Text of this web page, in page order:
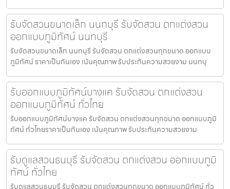
รับจัดสวนขนาดเล็ก นนทบุรี รับจัดสวน ตกแต่งสวน
ออกแบบภูมิทัศน์ นนทบุรี
รับจัดสวนขนาดเล็ก นนทบุรี รับจัดสวน ตกแต่งสวนทุกขนาด ออกแบบ
ภูมิทัศน์ ราคาเป็นกันเอง เน้นคุณภาพ รับประกันความสวยงาม นนทบุ
รับออกแบบภูมิทัศน์บางแค รับจัดสวน ตกแต่งสวน
ออกแบบภูมิทัศน์ ทั่วไทย
รับออกแบบภูมิทัศน์บางแค รับจัดสวน ตกแต่งสวนทุกขนาด ออกแบบภูมิ
ทัศน์ ทั่วไทยราคาเป็นกันเอง เน้นคุณภาพ รับประกันความสวยงาม
รับดูแลสวนธนบุรี รับจัดสวน ตกแต่งสวน ออกแบบภูมิ
ทัศน์ ทั่วไทย
รับดูแลสวนธนบุรี รับจัดสวน ตกแต่งสวนทุกขนาด ออกแบบภูมิทัศน์ ทั่ว